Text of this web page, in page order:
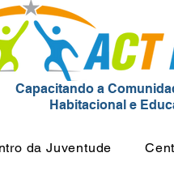
Capacitando a
Habitacional e
da Juventude